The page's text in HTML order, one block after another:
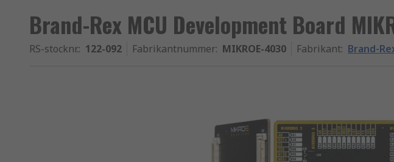
Brand-Rex MCU Development Board
RS-stocknr.: 122-092 Fabrikantnummer: MIKROE-4030 Fabrikant: Brand-